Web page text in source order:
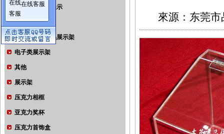
品牌包架鞋架展示
手机架
鞋子烟酒化妆品展示架
电子类展示架
其他
展示架
压克力相框
亚克力奖杯
压克力首饰盒
來源：东莞
在线客服